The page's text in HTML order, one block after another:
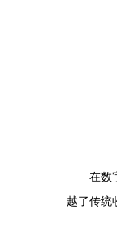
在数
越了传统